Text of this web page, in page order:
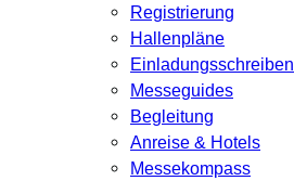
Registrierung
Hallenpläne
Einladungsschreiben
Messeguides
Begleitung
Anreise & Hotels
Messekompass